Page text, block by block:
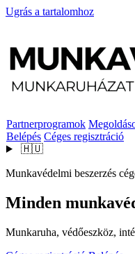
Ugrás a tartalomhoz
Partnerprogramok
Belépés Céges regisztráció
🇭🇺
Munkavédelmi beszerzés
Minden
Munkaruha, védőeszköz,